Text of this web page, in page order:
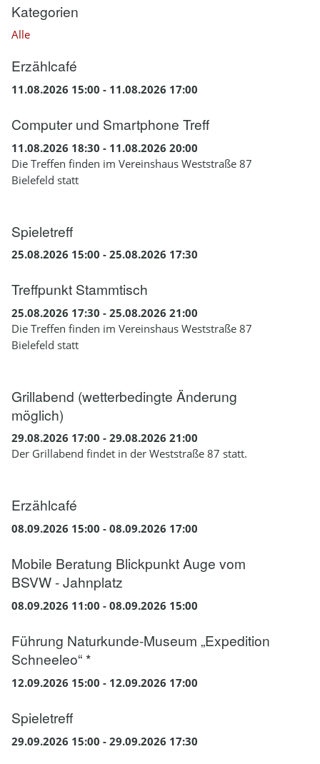
Kategorien
Alle
Erzählcafé
11.08.2026 15:00 - 11.08.2026 17:00
Computer und Smartphone Treff
11.08.2026 18:30 - 11.08.2026 20:00
Die Treffen finden im Vereinshaus Weststraße 87
Bielefeld statt
Spieletreff
25.08.2026 15:00 - 25.08.2026 17:30
Treffpunkt Stammtisch
25.08.2026 17:30 - 25.08.2026 21:00
Die Treffen finden im Vereinshaus Weststraße 87
Bielefeld statt
Grillabend (wetterbedingte Änderung
möglich)
29.08.2026 17:00 - 29.08.2026 21:00
Der Grillabend findet in der Weststraße 87 statt.
Erzählcafé
08.09.2026 15:00 - 08.09.2026 17:00
Mobile Beratung Blickpunkt Auge vom
BSVW - Jahnplatz
08.09.2026 11:00 - 08.09.2026 15:00
Führung Naturkunde-Museum „Expedition
Schneeleo“ *
12.09.2026 15:00 - 12.09.2026 17:00
Spieletreff
29.09.2026 15:00 - 29.09.2026 17:30